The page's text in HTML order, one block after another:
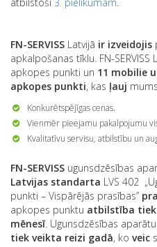
FN-SERVISS Latvijā ir izveidojis
apkalpošanas tīklu. FN-
apkopes punkti un 11 mobilie
apkopes punkti, kas ļauj
Konkurētspējīgas cenas.
Vienmēr pieejamu pakalpojumu
Kvalitatīvu servisu, atbilstību un
FN-SERVISS ugunsdzēsības
Latvijas standarta LVS 402
punkti – Vispārējās prasības”
apkopes punktu atbilstība tiek
mēnesī. Ugunsdzēsības
tiek veikta reizi gadā, ko veic